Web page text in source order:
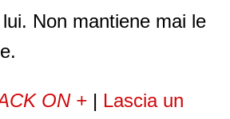
Non mantiene mai le
ON + | Lascia un